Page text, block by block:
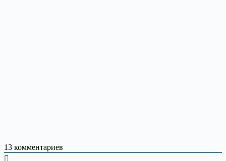
13 комментариев